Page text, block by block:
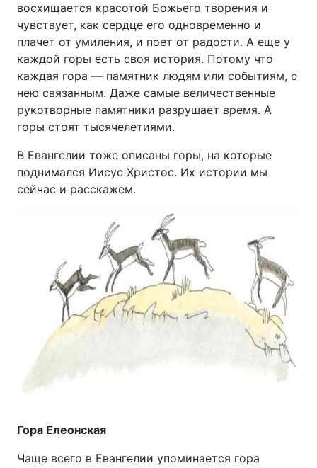
Техно і зв'язок
Зброя Інциденти
Здоров'я Туризм
Цікавинки Погода
Відео з Youtube Статті
Вакансії
Контакти
ПОСЛУГИ
Реклама на сайті
восхищается красотой Божьего творения и
чувствует, как сердце его одновременно и
плачет от умиления, и поет от радости. А еще у
каждой горы есть своя история. Потому что
каждая гора — памятник людям или событиям, с
нею связанным. Даже самые величественные
рукотворные памятники разрушает время. А
горы стоят тысячелетиями.
В Евангелии тоже описаны горы, на которые
поднимался Иисус Христос. Их истории мы
сейчас и расскажем.
Гора Елеонская
Чаще всего в Евангелии упоминается гора